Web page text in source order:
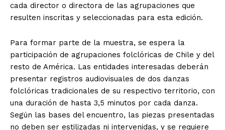
cada director o directora de las agrupaciones que
resulten inscritas y seleccionadas para esta edición.
Para formar parte de la muestra, se espera la
participación de agrupaciones folclóricas de Chile y del
resto de América. Las entidades interesadas deberán
presentar registros audiovisuales de dos danzas
folclóricas tradicionales de su respectivo territorio, con
una duración de hasta 3,5 minutos por cada danza.
Según las bases del encuentro, las piezas presentadas
no deben ser estilizadas ni intervenidas, y se requiere